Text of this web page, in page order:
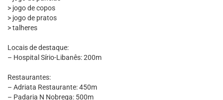
> jogo de copos
> jogo de pratos
> talheres
Locais de destaque:
– Hospital Sírio-Libanês: 200m
Restaurantes:
– Adriata Restaurante: 450m
– Padaria N Nobrega: 500m